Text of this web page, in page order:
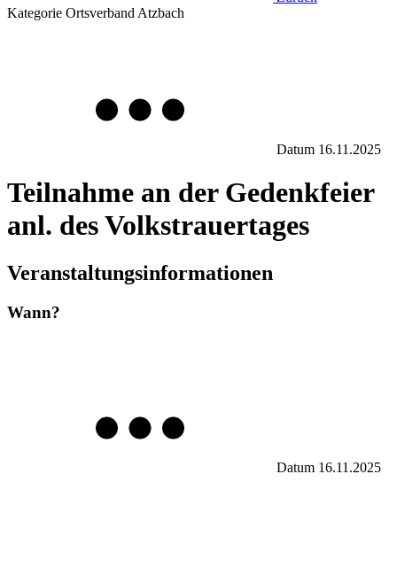
Kategorie Ortsverband Atzbach
Datum 16.11.2025
Teilnahme an der Gedenkfeier
anl. des Volkstrauertages
Veranstaltungsinformationen
Wann?
Datum 16.11.2025